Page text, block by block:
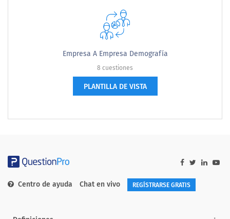
Empresa A Empresa Demografía
8 cuestiones
PLANTILLA DE VISTA
Centro de ayuda Chat en vivo REGÍSTRARSE GRATIS